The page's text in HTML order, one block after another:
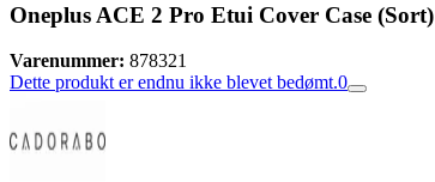
Oneplus ACE 2 Pro Etui Cover Case (Sort)
Varenummer: 878321
Dette produkt er endnu ikke blevet bedømt.0